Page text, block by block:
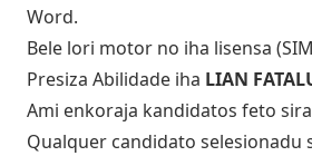
Word.
Bele lori motor no iha lisensa
Presiza Abilidade iha LIAN
Ami enkoraja kandidatos feto
Qualquer candidato selesionadu